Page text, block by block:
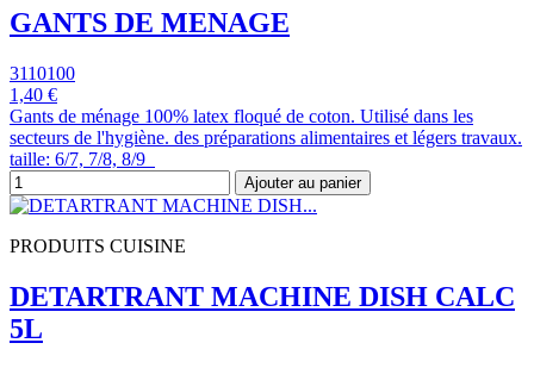
GANTS DE MENAGE
3110100
1,40 €
Gants de ménage 100% latex floqué de coton. Utilisé dans les
secteurs de l'hygiène. des préparations alimentaires et légers travaux.
taille: 6/7, 7/8, 8/9
Ajouter au panier
PRODUITS CUISINE
DETARTRANT MACHINE DISH CALC
5L